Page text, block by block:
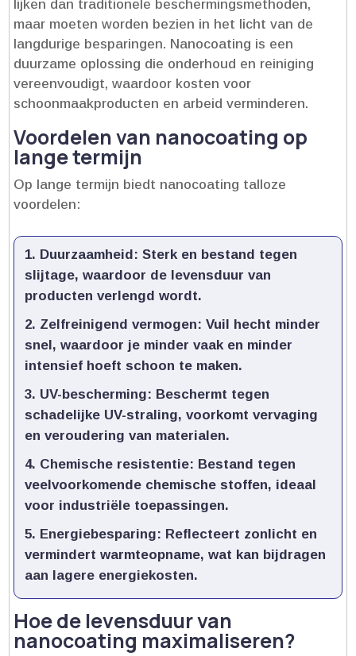
lijken dan traditionele beschermingsmethoden,
maar moeten worden bezien in het licht van de
langdurige besparingen.​ Nanocoating is een
duurzame oplossing die onderhoud en reiniging
vereenvoudigt, waardoor kosten voor
schoonmaakproducten en arbeid verminderen.​
Voordelen van nanocoating op
lange termijn
Op lange termijn biedt nanocoating talloze
voordelen:
Duurzaamheid: Sterk en bestand tegen
slijtage, waardoor de levensduur van
producten verlengd wordt.​
Zelfreinigend vermogen: Vuil hecht minder
snel, waardoor je minder vaak en minder
intensief hoeft schoon te maken.​
UV-bescherming: Beschermt tegen
schadelijke UV-straling, voorkomt vervaging
en veroudering van materialen.​
Chemische resistentie: Bestand tegen
veelvoorkomende chemische stoffen, ideaal
voor industriële toepassingen.​
Energiebesparing: Reflecteert zonlicht en
vermindert warmteopname, wat kan bijdragen
aan lagere energiekosten.​
Hoe de levensduur van
nanocoating maximaliseren?